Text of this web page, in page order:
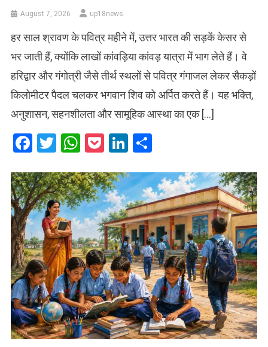
August 7, 2026 up18news
हर साल श्रावण के पवित्र महीने में, उत्तर भारत की सड़कें केसर से
भर जाती हैं, क्योंकि लाखों कांवड़िया कांवड़ यात्रा में भाग लेते हैं। वे
हरिद्वार और गंगोत्री जैसे तीर्थ स्थलों से पवित्र गंगाजल लेकर सैकड़ों
किलोमीटर पैदल चलकर भगवान शिव को अर्पित करते हैं। यह भक्ति,
अनुशासन, सहनशीलता और सामूहिक आस्था का एक […]
Facebook
Twitter
WhatsApp
PocketLinkedIn